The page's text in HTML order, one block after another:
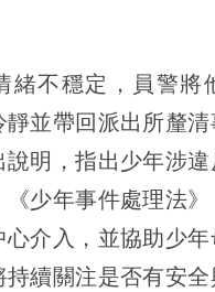
緒不穩定，員警將
靜並帶回派出所釐
明，指出少年涉
《少年事件處理法
介入，並協助少
續關注是否有安全